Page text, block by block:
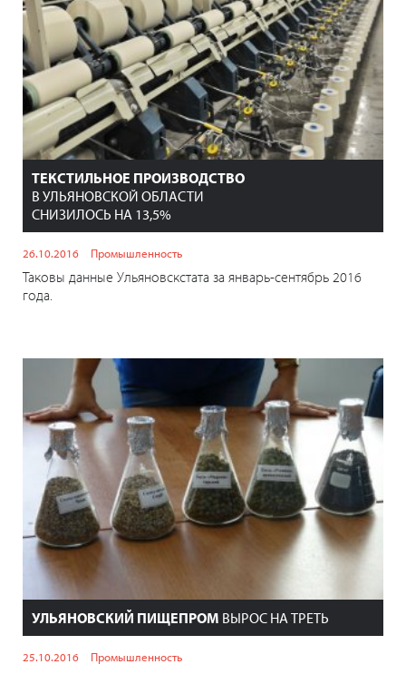
ТЕКСТИЛЬНОЕ ПРОИЗВОДСТВО
В УЛЬЯНОВСКОЙ ОБЛАСТИ
СНИЗИЛОСЬ НА 13,5%
26.10.2016 Промышленность
Таковы данные Ульяновскстата за январь-сентябрь 2016
года.
УЛЬЯНОВСКИЙ ПИЩЕПРОМ ВЫРОС НА ТРЕТЬ
25.10.2016 Промышленность